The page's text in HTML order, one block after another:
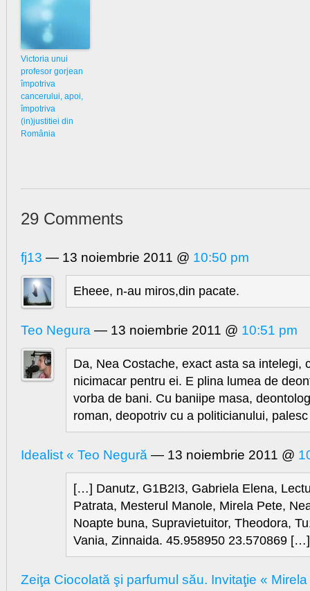
Victoria unui
profesor gorjean
împotriva
cancerului, apoi,
împotriva
(in)justitiei din
România
29 Comments
fj13 — 13 noiembrie 2011 @ 10:50 pm
Eheee, n-au miros,din pacate.
Teo Negura — 13 noiembrie 2011 @ 10:51 pm
Da, Nea Costache, exact asta sa intelegi,
nicimacar pentru ei. E plina lumea de
vorba de bani. Cu baniipe masa,
roman, deopotriv cu a politicianului,
Idealist « Teo Negură — 13 noiembrie 2011 @
[…] Danutz, G1B2I3, Gabriela Elena,
Patrata, Mesterul Manole, Mirela Pete,
Noapte buna, Supravietuitor, Theodora,
Vania, Zinnaida. 45.958950 23.570869 […]
Zeiţa Ciocolată şi parfumul său. Invitaţie «